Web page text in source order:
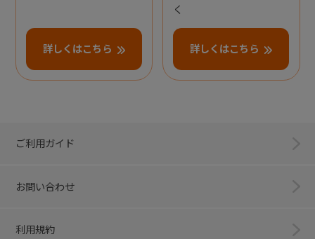
詳しくはこちら
く
詳しくはこちら
ご利用ガイド
お問い合わせ
利用規約